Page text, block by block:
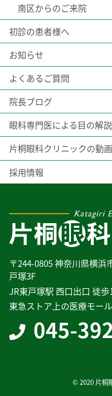
〒244-0805 神奈川県横浜
戸塚3F
JR東戸塚駅 西口出口 徒歩
東急ストア上の医療モー
045-
南区からのご来院
初診の患者様へ
お知らせ
よくあるご質問
院長ブログ
眼科専門医による目の解説
片桐眼科クリニックの動画
採用情報
© 2020 片桐